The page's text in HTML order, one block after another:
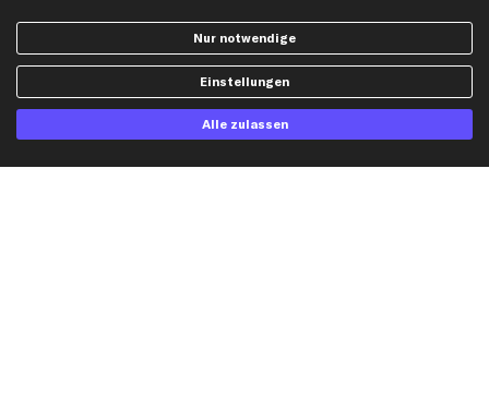
kfzteile24 Newsletter
Alle Angebote, Rabatte & Specials.
Nur notwendige
Einstellungen
Alle zulassen